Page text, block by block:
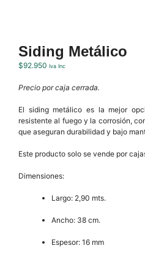
Siding Metálico
$92.950 Iva Inc
Precio por caja cerrada.
El siding metálico es la mejor
resistente al fuego y la corrosión,
que aseguran durabilidad y bajo
Este producto solo se vende por
Dimensiones:
Largo: 2,90 mts.
Ancho: 38 cm.
Espesor: 16 mm